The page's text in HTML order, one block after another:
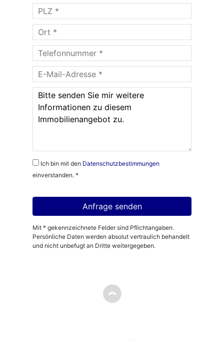
Ich bin mit den Datenschutzbestimmungen
einverstanden. *
Mit * gekennzeichnete Felder sind Pflichtangaben.
Persönliche Daten werden absolut vertraulich behandelt
und nicht unbefugt an Dritte weitergegeben.